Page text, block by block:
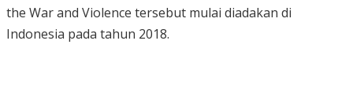
the War and Violence tersebut mulai diadakan di
Indonesia pada tahun 2018.